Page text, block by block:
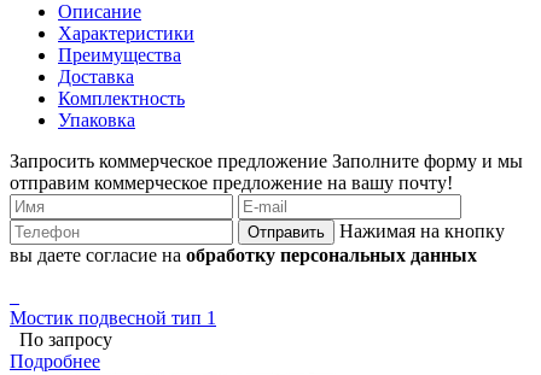
Описание
Характеристики
Преимущества
Доставка
Комплектность
Упаковка
Запросить коммерческое предложение Заполните форму и мы
отправим коммерческое предложение на вашу почту!
Отправить
Нажимая на кнопку
вы даете согласие на обработку персональных данных
Мостик подвесной тип 1
По запросу
Подробнее